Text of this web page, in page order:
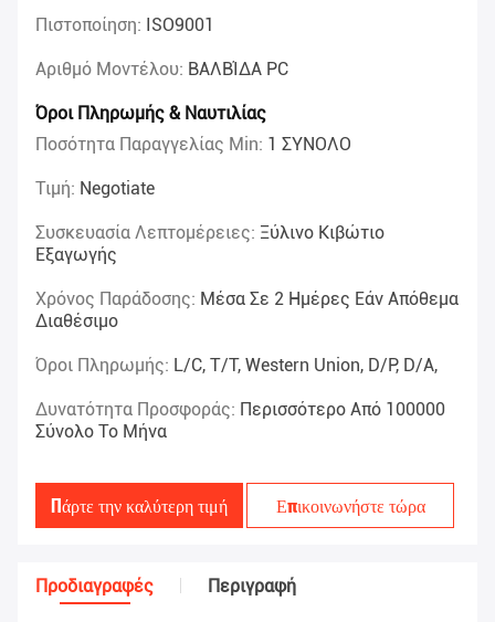
Πιστοποίηση: ISO9001
Αριθμό Μοντέλου: ΒΑΛΒΊΔΑ PC
Όροι Πληρωμής & Ναυτιλίας
Ποσότητα Παραγγελίας Min: 1 ΣΥΝΟΛΟ
Τιμή: Negotiate
Συσκευασία Λεπτομέρειες: Ξύλινο Κιβώτιο
Εξαγωγής
Χρόνος Παράδοσης: Μέσα Σε 2 Ημέρες Εάν Απόθεμα
Διαθέσιμο
Όροι Πληρωμής: L/C, T/T, Western Union, D/P, D/A,
Δυνατότητα Προσφοράς: Περισσότερο Από 100000
Σύνολο Το Μήνα
Πάρτε την καλύτερη τιμή Επικοινωνήστε τώρα
Προδιαγραφές Περιγραφή